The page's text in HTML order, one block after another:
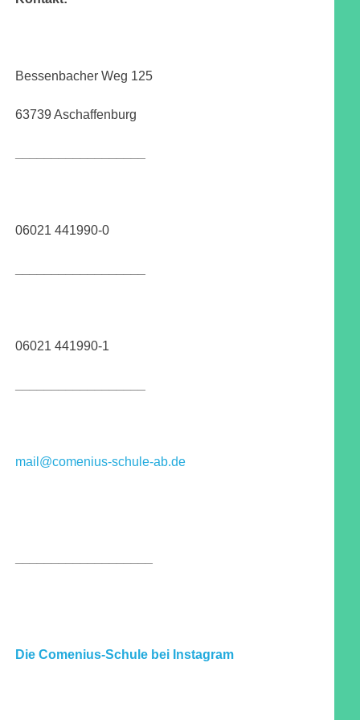
Bessenbacher Weg 125
63739 Aschaffenburg
06021 441990-0
06021 441990-1
mail@comenius-schule-ab.de
Die Comenius-Schule bei Instagram